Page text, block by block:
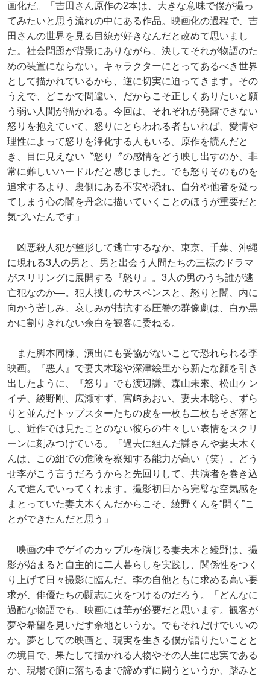
画化だ。「吉田さん原作の2本は、大きな意味で僕が撮っ
てみたいと思う流れの中にある作品。映画化の過程で、吉
田さんの世界を見る目線が好きなんだと改めて思いまし
た。社会問題が背景にありながら、決してそれが物語のた
めの装置にならない。キャラクターにとってあるべき世界
として描かれているから、逆に切実に迫ってきます。その
うえで、どこかで間違い、だからこそ正しくありたいと願
う弱い人間が描かれる。今回は、それぞれが発露できない
怒りを抱えていて、怒りにとらわれる者もいれば、愛情や
理性によって怒りを浄化する人もいる。原作を読んだと
き、目に見えない〝怒り〞の感情をどう映し出すのか、非
常に難しいハードルだと感じました。でも怒りそのものを
追求するより、裏側にある不安や恐れ、自分や他者を疑っ
てしまう心の闇を丹念に描いていくことのほうが重要だと
気づいたんです」
凶悪殺人犯が整形して逃亡するなか、東京、千葉、沖縄
に現れる3人の男と、男と出会う人間たちの三様のドラマ
がスリリングに展開する『怒り』。3人の男のうち誰が逃
亡犯なのか―。犯人捜しのサスペンスと、怒りと闇、内に
向かう苦しみ、哀しみが拮抗する圧巻の群像劇は、白か黒
かに割りきれない余白を観客に委ねる。
また脚本同様、演出にも妥協がないことで恐れられる李
映画。『悪人』で妻夫木聡や深津絵里から新たな顔を引き
出したように、『怒り』でも渡辺謙、森山未來、松山ケン
イチ、綾野剛、広瀬すず、宮﨑あおい、妻夫木聡ら、ずら
りと並んだトップスターたちの皮を一枚も二枚もそぎ落と
し、近作では見たことのない彼らの生々しい表情をスクリ
ーンに刻みつけている。「過去に組んだ謙さんや妻夫木く
んは、この組での危険を察知する能力が高い（笑）。どう
せ李がこう言うだろうからと先回りして、共演者を巻き込
んで進んでいってくれます。撮影初日から完璧な空気感を
まとっていた妻夫木くんだからこそ、綾野くんを“開く”こ
とができたんだと思う」
映画の中でゲイのカップルを演じる妻夫木と綾野は、撮
影が始まると自主的に二人暮らしを実践し、関係性をつく
り上げて日々撮影に臨んだ。李の自他ともに求める高い要
求が、俳優たちの闘志に火をつけるのだろう。「どんなに
過酷な物語でも、映画には華が必要だと思います。観客が
夢や希望を見いだす余地というか。でもそれだけでいいの
か。夢としての映画と、現実を生きる僕が語りたいことと
の境目で、果たして描かれる人物やその人生に忠実である
か、現場で腑に落ちるまで諦めずに闘うというか、踏みと